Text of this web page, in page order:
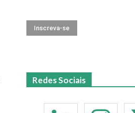
Redes Sociais